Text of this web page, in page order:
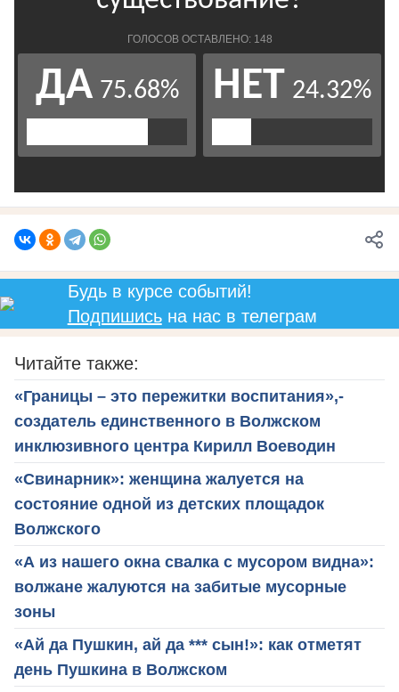
Будь в курсе событий!
Подпишисьна нас в телеграм
Читайте также:
«Границы – это пережитки воспитания»,-
создатель единственного в Волжском
инклюзивного центра Кирилл Воеводин
«Свинарник»: женщина жалуется на
состояние одной из детских площадок
Волжского
«А из нашего окна свалка с мусором видна»:
волжане жалуются на забитые мусорные
зоны
«Ай да Пушкин, ай да *** сын!»: как отметят
день Пушкина в Волжском